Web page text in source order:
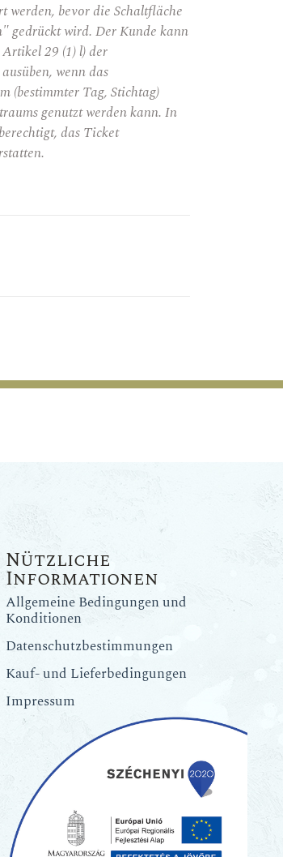
werden, bevor die Schaltfläche
gedrückt wird. Der Kunde kann
29 (1) l) der
wenn das
(bestimmter Tag, Stichtag)
genutzt werden kann. In
das Ticket
Nützliche
Informationen
Allgemeine Bedingungen und
Konditionen
Datenschutzbestimmungen
Kauf- und Lieferbedingungen
Impressum